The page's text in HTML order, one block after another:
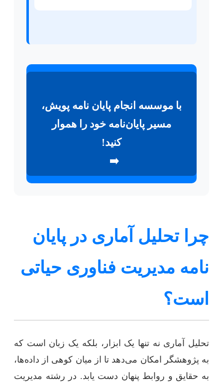
با موسسه انجام پایان نامه پویش،
مسیر پایان‌نامه خود را هموار
کنید!
➡️
چرا تحلیل آماری در پایان
نامه مدیریت فناوری حیاتی
است؟
تحلیل آماری نه تنها یک ابزار، بلکه یک زبان است که
به پژوهشگر امکان می‌دهد تا از میان کوهی از داده‌ها،
به حقایق و روابط پنهان دست یابد. در رشته مدیریت